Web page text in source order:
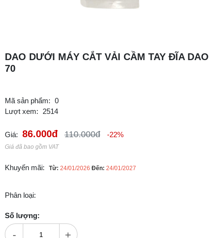
DAO DƯỚI MÁY CẮT VẢI CẦM TAY ĐĨA DAO
70
Mã sản phẩm: 0
Lượt xem:
2514
Giá: 86.000đ 110.000đ -22%
Giá đã bao gồm VAT
Khuyến mãi: Từ: 24/01/2026 Đến: 24/01/2027
Phân loại:
Số lượng:
- +